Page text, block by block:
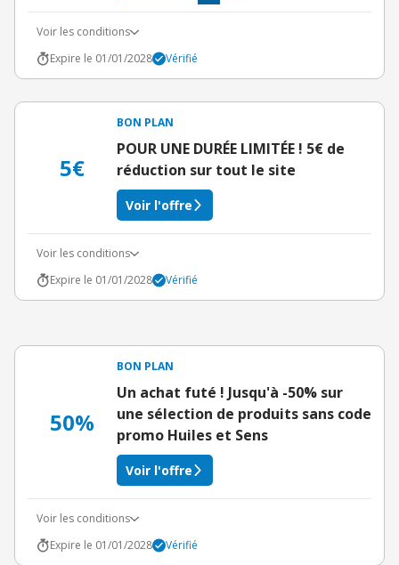
Voir les conditions
Expire le 01/01/2028
Vérifié
5€
BON PLAN
POUR UNE DURÉE LIMITÉE ! 5€ de
réduction sur tout le site
Voir l'offre
Voir les conditions
Expire le 01/01/2028
Vérifié
50%
BON PLAN
Un achat futé ! Jusqu'à -50% sur
une sélection de produits sans code
promo Huiles et Sens
Voir l'offre
Voir les conditions
Expire le 01/01/2028
Vérifié